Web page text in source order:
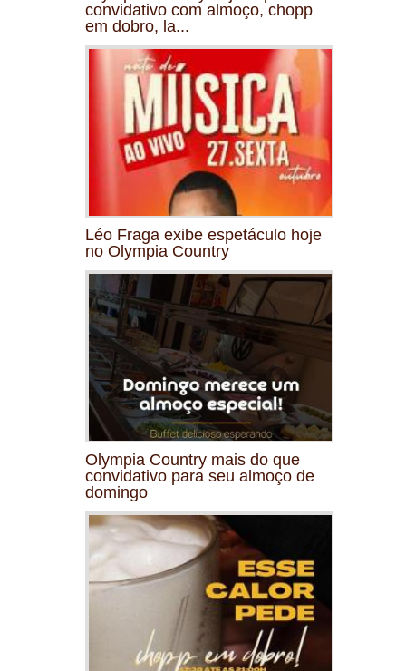
convidativo com almoço, chopp
em dobro, la...
Léo Fraga exibe espetáculo hoje
no Olympia Country
Olympia Country mais do que
convidativo para seu almoço de
domingo